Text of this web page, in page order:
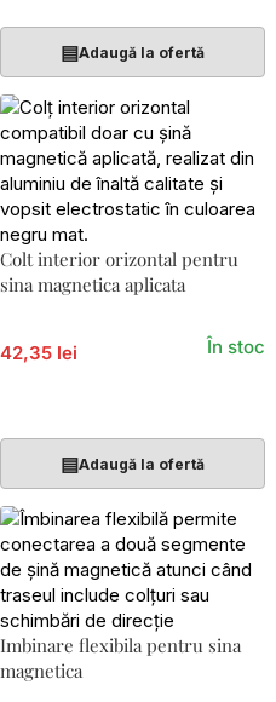
▤Adaugă la ofertă
Colt interior orizontal pentru
sina magnetica aplicata
42,35 lei În stoc
▤Adaugă la ofertă
Imbinare flexibila pentru sina
magnetica